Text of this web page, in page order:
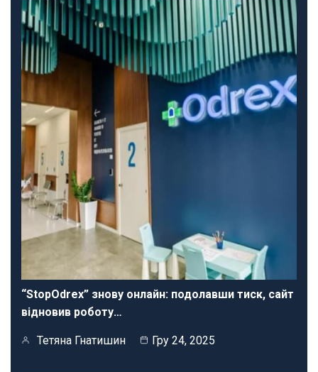
“StopOdrex” знову онлайн: подолавши тиск, сайт
відновив роботу…
Тетяна Гнатишин Гру 24, 2025